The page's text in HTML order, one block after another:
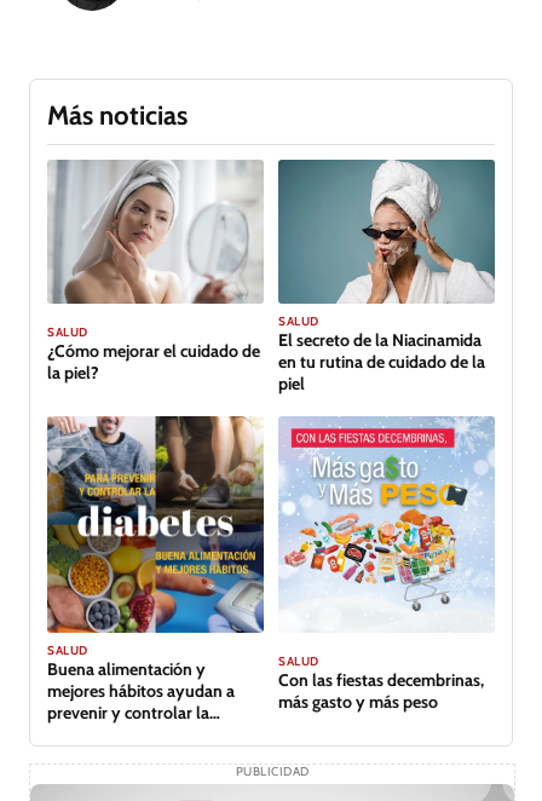
Más noticias
SALUD
¿Cómo mejorar el cuidado de
la piel?
SALUD
El secreto de la Niacinamida
en tu rutina de cuidado de la
piel
SALUD
Buena alimentación y
mejores hábitos ayudan a
prevenir y controlar la
SALUD
Con las fiestas decembrinas,
más gasto y más peso
PUBLICIDAD